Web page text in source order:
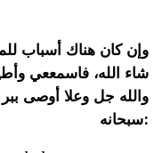
شاء الله، فاسمععي
والله جل وعلا أوصى ببر
سبحانه: